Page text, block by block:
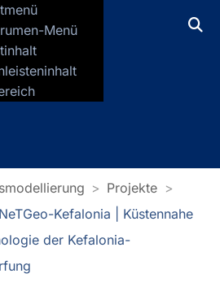
Menü
Helmholtz-Zentrum für
Projekte
NeTGeo-Kefalonia | Küstennahe
der Kefalonia-